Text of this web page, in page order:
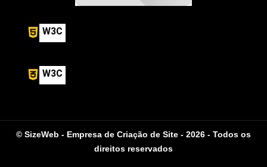
W3C
W3C
© SizeWeb - Empresa de Criação de Site - 2026 - Todos os
direitos reservados